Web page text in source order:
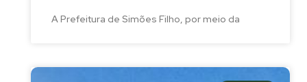
A Prefeitura de Simões Filho, por meio da